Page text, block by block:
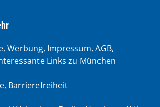
Werbung, Impressum, AGB,
Links zu München
, Barrierefreiheit